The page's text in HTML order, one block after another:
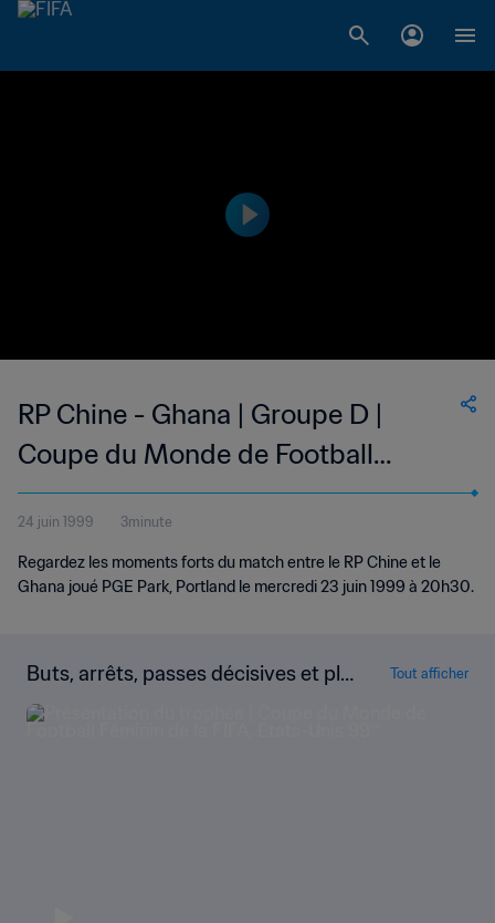
RP Chine - Ghana | Groupe D |
Coupe du Monde de Football
Féminin de la FIFA, Etats-Unis 99™ |
Résumé vidéo
24 juin 1999 3minute
Regardez les moments forts du match entre le RP Chine et le
Ghana joué PGE Park, Portland le mercredi 23 juin 1999 à 20h30.
Buts, arrêts, passes décisives et plu
s encore !
Tout afficher